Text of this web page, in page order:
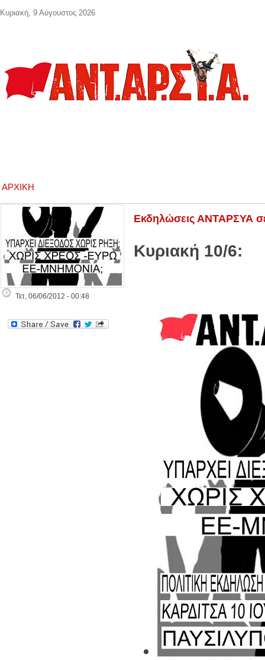
ΑΡΧΙΚΉ
Τετ, 06/06/2012 - 00:48
Εκδηλώσεις ΑΝΤΑΡΣΥΑ
Κυριακή 10/6:
Κυριακή, 9 Αύγουστος 2026